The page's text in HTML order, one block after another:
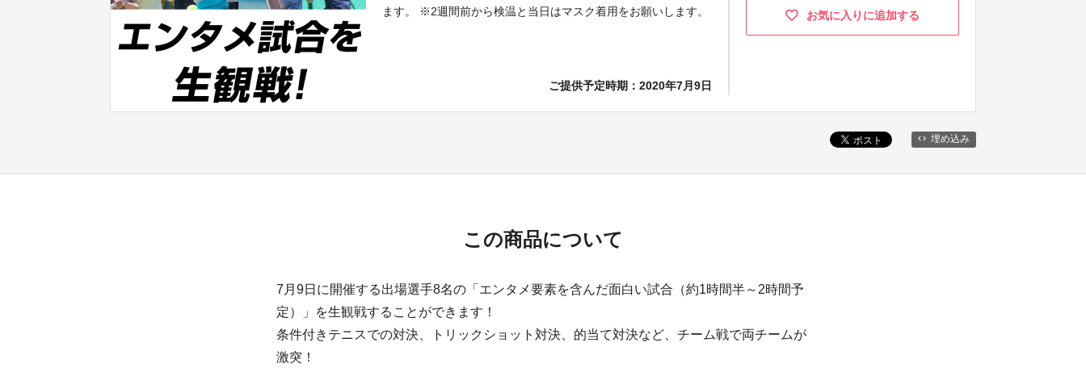
ます。 ※2週間前から検温と当日はマスク着用をお願いします。
ご提供予定時期：2020年7月9日
お気に入りに追加する
埋め込み
この商品について
7月9日に開催する出場選手8名の「エンタメ要素を含んだ面白い試合（約1時間半～2時間予
定）」を生観戦することができます！
条件付きテニスでの対決、トリックショット対決、的当て対決など、チーム戦で両チームが
激突！